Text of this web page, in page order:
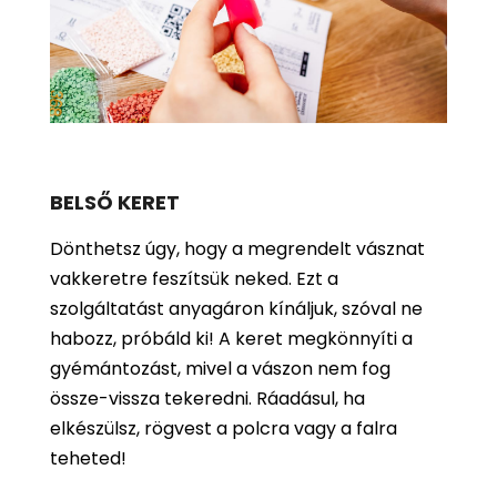
BELSŐ KERET
Dönthetsz úgy, hogy a megrendelt vásznat
vakkeretre feszítsük neked. Ezt a
szolgáltatást anyagáron kínáljuk, szóval ne
habozz, próbáld ki! A keret megkönnyíti a
gyémántozást, mivel a vászon nem fog
össze-vissza tekeredni. Ráadásul, ha
elkészülsz, rögvest a polcra vagy a falra
teheted!